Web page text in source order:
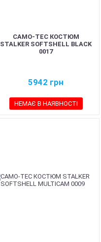
CAMO-TEC КОСТЮМ
STALKER SOFTSHELL BLACK
0017
5942 грн
НЕМАЄ В НАЯВНОСТІ